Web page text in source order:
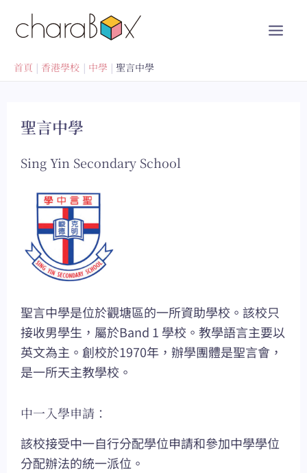
首頁 香港學校 中學 聖言中學
聖言中學
Sing Yin Secondary School
聖言中學是位於觀塘區的一所資助學校。該校只
接收男學生，屬於Band 1 學校。教學語言主要以
英文為主。創校於1970年，辦學團體是聖言會，
是一所天主教學校。
中一入學申請：
該校接受中一自行分配學位申請和參加中學學位
分配辦法的統一派位。